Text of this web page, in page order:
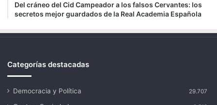
Del cráneo del Cid Campeador a los falsos Cervantes: los
secretos mejor guardados de la Real Academia Española
Categorías destacadas
Democracia y Política 29.707